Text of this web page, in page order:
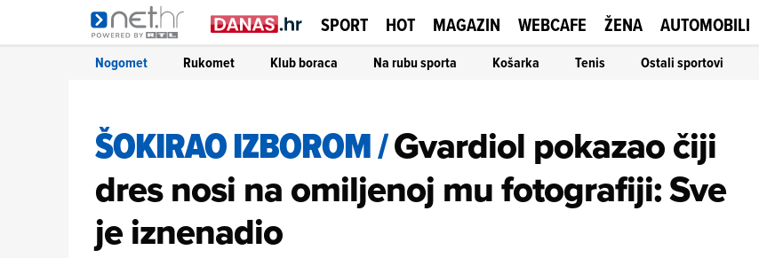
SPORT HOT MAGAZIN WEBCAFE ŽENA AUTOMOBILI
Nogomet Rukomet Klub boraca Na rubu sporta Košarka Tenis Ostali sportovi
ŠOKIRAO IZBOROM/Gvardiol pokazao čiji
dres nosi na omiljenoj mu fotografiji: Sve
je iznenadio